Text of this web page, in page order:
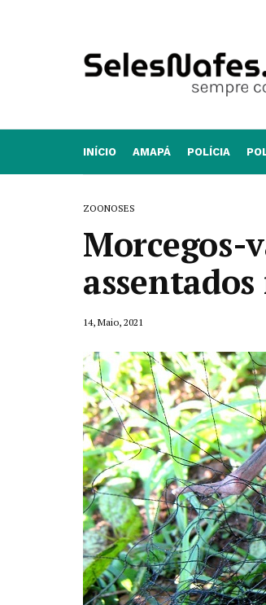
INÍCIO AMAPÁ POLÍCIA
ZOONOSES
Morcegos-
14, Maio, 2021